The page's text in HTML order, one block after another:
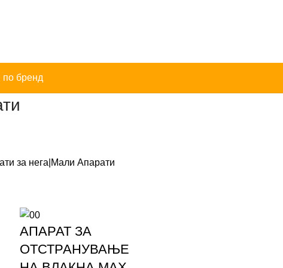
по бренд
за нега|Мали Апарати
АПАРАТ ЗА
ОТСТРАНУВАЊЕ